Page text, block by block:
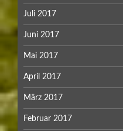
Juli 2017
Juni 2017
Mai 2017
April 2017
März 2017
Februar 2017